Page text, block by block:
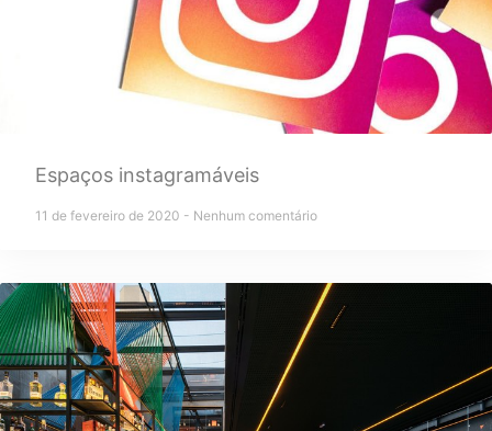
Espaços instagramáveis
11 de fevereiro de 2020 Nenhum comentário